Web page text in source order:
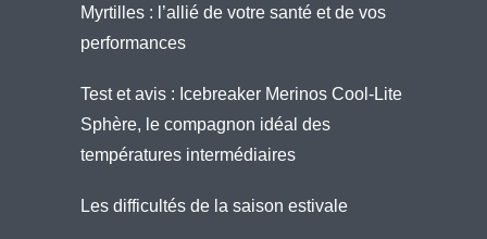
Myrtilles : l’allié de votre santé et de vos
performances
Test et avis : Icebreaker Merinos Cool-Lite
Sphère, le compagnon idéal des
températures intermédiaires
Les difficultés de la saison estivale